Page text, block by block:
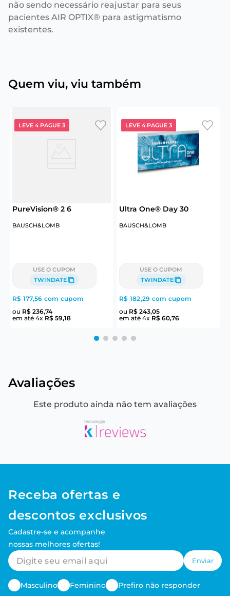
não sendo necessário reajustar para seus
pacientes AIR OPTIX® para astigmatismo
existentes.
Quem viu, viu também
LEVE 4 PAGUE 3
PureVision® 2 6
BAUSCH&LOMB
USE O CUPOM
TWINDATE
R$ 177,56 com cupom
ou R$ 236,74
em até 4x R$ 59,18
LEVE 4 PAGUE 3
Ultra One® Day 30
BAUSCH&LOMB
USE O CUPOM
TWINDATE
R$ 182,29 com cupom
ou R$ 243,05
em até 4x R$ 60,76
Avaliações
Este produto ainda não tem avaliações
Receba ofertas e
descontos exclusivos
Cadastre-se e acompanhe
nossas melhores ofertas!
Enviar
Masculino Feminino Prefiro não responder